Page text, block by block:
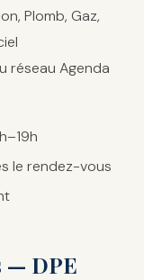
Plomb, Gaz,
réseau Agenda
le rendez-vous
— DPE